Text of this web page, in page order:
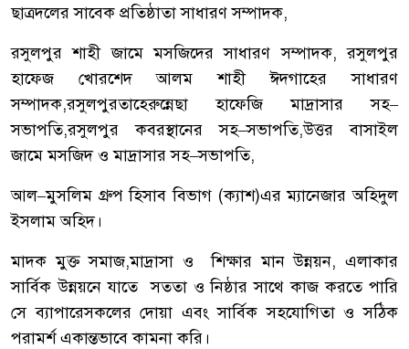
ছাত্রদলের সাবেক প্রতিষ্ঠাতা সাধারণ সম্পাদক,
রসুলপুর শাহী জামে মসজিদের সাধারণ সম্পাদক,রসুলপুর
হাফেজ
খোরশেদ আলম শাহী ঈদগাহের
সাধারণ
সম্পাদক,রসুলপুরতাহেরুন্নেছা হাফেজি মাদ্রাসার সহ–
সভাপতি,রসুলপুর কবরস্থানের সহ–সভাপতি,উত্তর
বাসাইল
জামে মসজিদ ও মাদ্রাসার সহ–সভাপতি,
আল–মুসলিম গ্রুপ হিসাব বিভাগ (ক্যাশ)এর ম্যানেজার অহিদুল
ইসলাম অহিদ।
মাদক মুক্ত সমাজ,মাদ্রাসা ও শিক্ষার মান উন্নয়ন, এলাকার
সার্বিক উন্নয়নে যাতে সততা ও নিষ্ঠার সাথে কাজ করতে পারি
সে ব্যাপারেসকলের দোয়া এবং সার্বিক সহযোগিতা ও সঠিক
পরামর্শ একান্তভাবে কামনা করি।